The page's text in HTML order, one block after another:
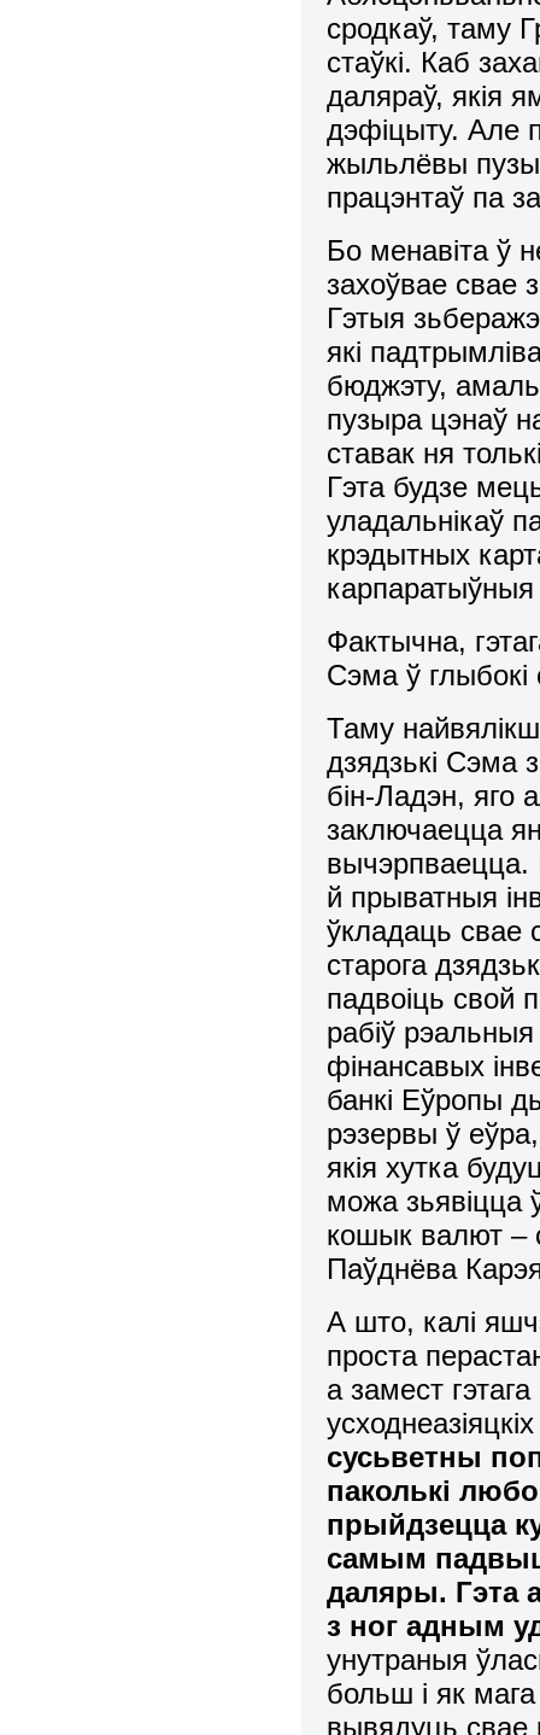
сродкаў, таму
стаўкі. Каб
даляраў, якія
дэфіцыту. Але
жыльлёвы
працэнтаў па
Бо менавіта ў
захоўвае свае
Гэтыя
які
бюджэту,
пузыра цэнаў
ставак ня
Гэта будзе
уладальнікаў
крэдытных
карпаратыўныя
Фактычна,
Сэма ў глыбокі
Таму
дзядзькі Сэма
бін-Ладэн, яго
заключаецца
вычэрпваецца.
й прыватныя
ўкладаць свае
старога
падвоіць свой
рабіў
фінансавых
банкі Еўропы
рэзервы ў
якія хутка
можа зьявіцца
кошык валют –
Паўднёва
А што, калі
проста
а замест
сусьветны
паколькі
прыйдзецца
самым
даляры. Гэта
з ног адным
унутраныя
больш і як
вывядуць свае